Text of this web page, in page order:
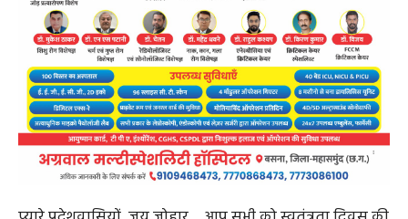
1. आज का दिन हम सभी के लिए अत्यंत गौरव का दिन है। अंग्रेजी
साम्राज्यवाद से लड़ते हुए हमारे स्वतंत्रता संग्राम सेनानियों ने अपना
सर्वस्व बलिदान कर हमें स्वतंत्रता का उजाला सौंपा। आज स्वतंत्रता
दिवस की इस प्रभात बेला में हम अपने सभी वीर सपूतों को
कृतज्ञता से नमन करते हैं।